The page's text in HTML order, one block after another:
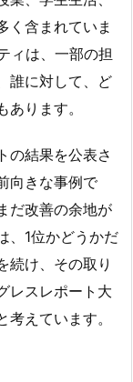
く含まれていま
ィは、一部の担
誰に対して、ど
ります。
の結果を公表さ
向きな事例で
だ改善の余地が
、1位かどうかだ
続け、その取り
レスレポート大
えています。